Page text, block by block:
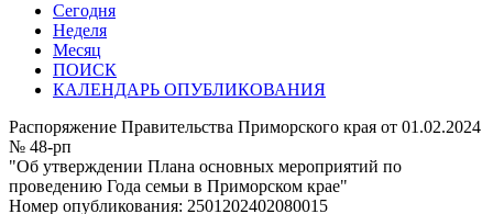
Сегодня
Неделя
Месяц
ПОИСК
КАЛЕНДАРЬ ОПУБЛИКОВАНИЯ
Распоряжение Правительства Приморского края от 01.02.2024
№ 48-рп
"Об утверждении Плана основных мероприятий по
проведению Года семьи в Приморском крае"
Номер опубликования: 2501202402080015